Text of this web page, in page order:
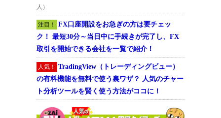
人）
注目！
FX口座開設をお急ぎの方は要チェッ
ク！ 最短30分～当日中に手続きが完了し、FX
取引を開始できる会社を一覧で紹介！
人気！
TradingView（トレーディングビュー）
の有料機能を無料で使う裏ワザ？ 人気のチャー
ト分析ツールを賢く使う方法がココに！